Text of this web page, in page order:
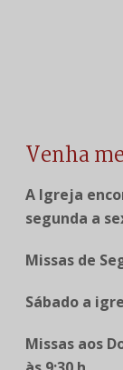
Venha
A Igreja
segunda a
Missas de
Sábado a
Missas aos